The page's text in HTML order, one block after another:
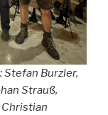
Stefan Burzler,
Strauß,